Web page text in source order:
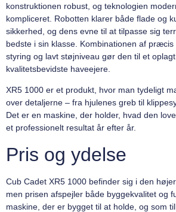
konstruktionen robust, og teknologien
kompliceret. Robotten klarer både flade og
sikkerhed, og dens evne til at tilpasse sig
bedste i sin klasse. Kombinationen af præcis
styring og lavt støjniveau gør den til et
kvalitetsbevidste haveejere.
XR5 1000 er et produkt, hvor man tydeligt
over detaljerne – fra hjulenes greb til
Det er en maskine, der holder, hvad den
et professionelt resultat år efter år.
Pris og ydelse
Cub Cadet XR5 1000 befinder sig i den
men prisen afspejler både byggekvalitet og
maskine, der er bygget til at holde, og som